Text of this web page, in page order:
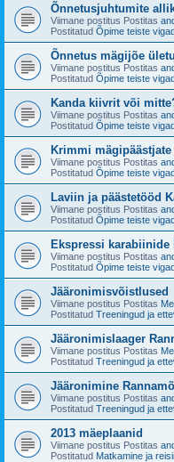
Õnnetusjuhtumite
Viimane postitus Postitas
Postitatud Õpime teiste
Õnnetus mägijõe
Viimane postitus Postitas
Postitatud Õpime teiste
Kanda kiivrit või
Viimane postitus Postitas
Postitatud Õpime teiste
Krimmi
Viimane postitus Postitas
Postitatud Õpime teiste
Laviin ja päästetööd
Viimane postitus Postitas
Postitatud Õpime teiste
Ekspressi
Viimane postitus Postitas
Postitatud Õpime teiste
Jääronimisvõistlused
Viimane postitus Postitas
Postitatud Treeningud ja
Jääronimislaager
Viimane postitus Postitas
Postitatud Treeningud ja
Jääronimine
Viimane postitus Postitas
Postitatud Treeningud ja
2013 mäeplaanid
Viimane postitus Postitas
Postitatud Matkamine ja